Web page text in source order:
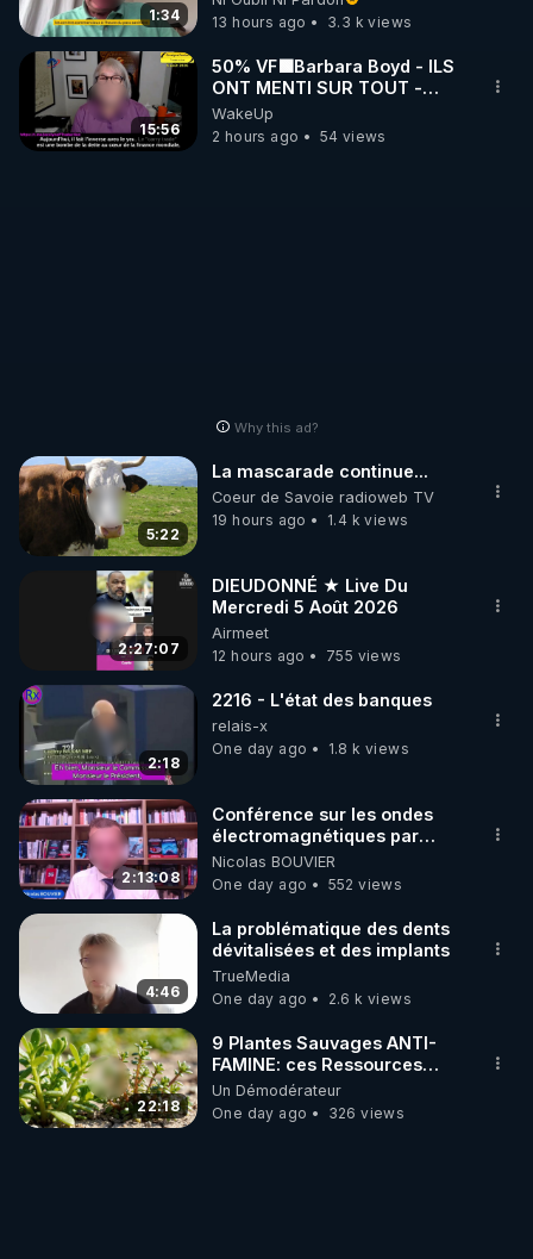
http://rgnr.li/stages
_________
LES CODES PROMO DES PARTENAIRES
▶ 10 % de réduction sur les extracteurs de la
marque SANA :
Rendez-vous sur http://rgnr.li/lechoubrave
code : REGENERE10
▶ 30 jours gratuit sur l’application de méditation et
de bien-être ENVOL :
Rendez-vous sur
https://www.envol.app/code
le code : REGENERE
1:34
France
13 hours ago
3.3 k views
15:56
50% VF🟩Barbara Boyd - ILS
ONT MENTI SUR TOUT -
Jocelyne Traduction
WakeUp
2 hours ago
54 views
Why this ad?
5:22
La mascarade continue...
Coeur de Savoie radioweb TV
19 hours ago
1.4 k views
2:27:07
DIEUDONNÉ ★ Live Du
Mercredi 5 Août 2026
Airmeet
12 hours ago
755 views
2:18
2216 - L'état des banques
relais-x
One day ago
1.8 k views
2:13:08
Conférence sur les ondes
électromagnétiques par
Grégoire Caustru et Bart de
Wever !
Nicolas BOUVIER
One day ago
552 views
4:46
La problématique des dents
dévitalisées et des implants
TrueMedia
One day ago
2.6 k views
22:18
9 Plantes Sauvages ANTI-
FAMINE: ces Ressources
JARDIN&des Haies
Un Démodérateur
One day ago
326 views